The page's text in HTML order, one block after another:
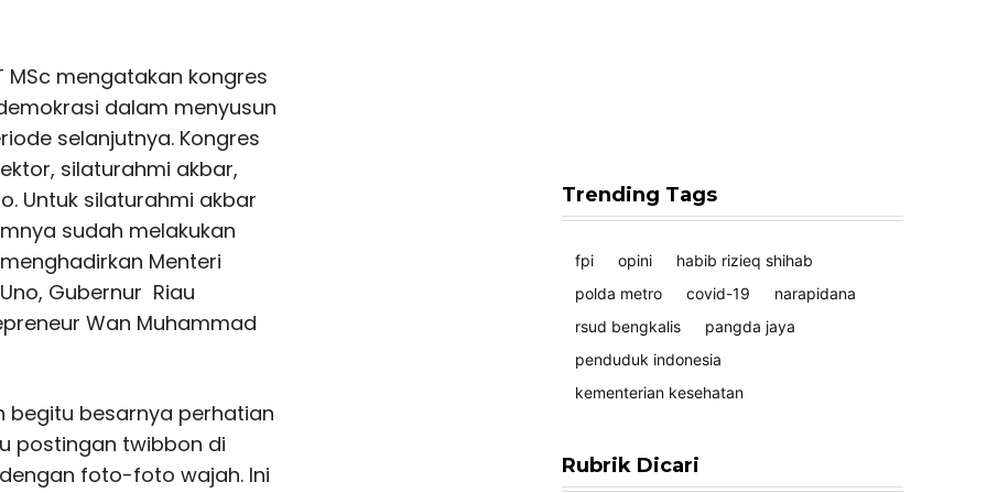
MSc mengatakan kongres
dalam menyusun
selanjutnya. Kongres
silaturahmi akbar,
Untuk silaturahmi akbar
sudah melakukan
Menteri
Gubernur Riau
Wan Muhammad
begitu besarnya perhatian
postingan twibbon di
foto-foto wajah. Ini
Trending Tags
fpi opini
habib rizieq shihab
polda metro
covid-19
narapidana
rsud bengkalis
pangda jaya
penduduk indonesia
kementerian kesehatan
Rubrik Dicari